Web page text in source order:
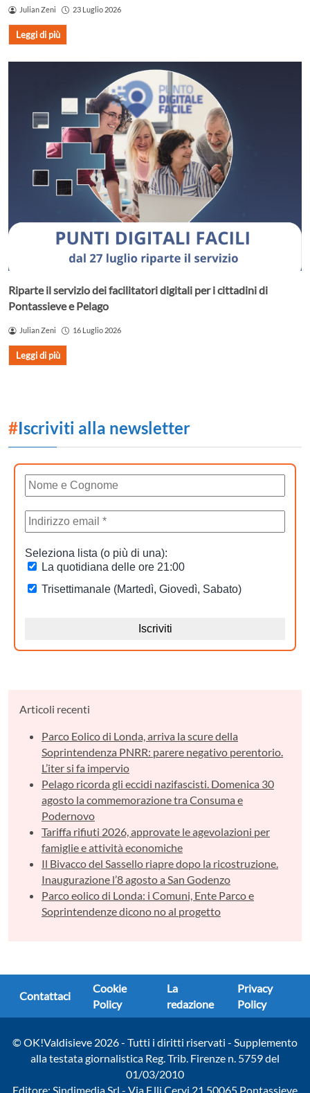
Julian Zeni 23 Luglio 2026
Leggi di più
Riparte il servizio dei facilitatori digitali per i cittadini di
Pontassieve e Pelago
Julian Zeni 16 Luglio 2026
Leggi di più
#Iscriviti alla newsletter
Articoli recenti
Parco Eolico di Londa, arriva la scure della
Soprintendenza PNRR: parere negativo perentorio.
L’iter si fa impervio
Pelago ricorda gli eccidi nazifascisti. Domenica 30
agosto la commemorazione tra Consuma e
Podernovo
Tariffa rifiuti 2026, approvate le agevolazioni per
famiglie e attività economiche
Il Bivacco del Sassello riapre dopo la ricostruzione.
Inaugurazione l’8 agosto a San Godenzo
Parco eolico di Londa: i Comuni, Ente Parco e
Soprintendenze dicono no al progetto
Contattaci
Cookie
Policy
La
redazione
Privacy
Policy
© OK!Valdisieve 2026 - Tutti i diritti riservati - Supplemento
alla testata giornalistica Reg. Trib. Firenze n. 5759 del
01/03/2010
Editore: Sindimedia Srl - Via F.lli Cervi 21 50065 Pontassieve